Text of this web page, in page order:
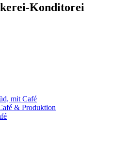
Konditorei
mit Café
& Produktion